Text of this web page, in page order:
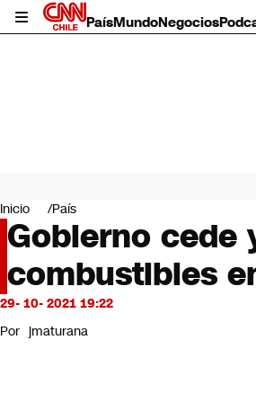
PaísMundoNegocios
Mundo
Negocios
Deportes
Programas completos
Cultura
Servicios
Bits
CNN Data
Inicio País
Gobierno cede
combustibles
29- 10- 2021 19:22
Por jmaturana